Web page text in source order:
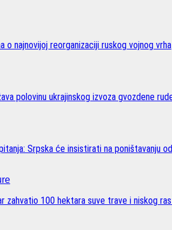
o najnovijoj reorganizaciji ruskog vojnog vrha
polovinu ukrajinskog izvoza gvozdene
Srpska će insistirati na poništavanju
zahvatio 100 hektara suve trave i niskog